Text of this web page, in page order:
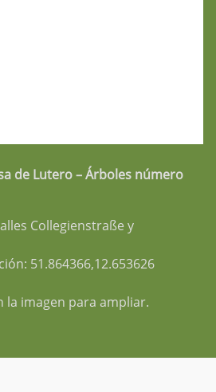
de Lutero – Árboles número
Collegienstraße y
51.864366,12.653626
la imagen para ampliar.